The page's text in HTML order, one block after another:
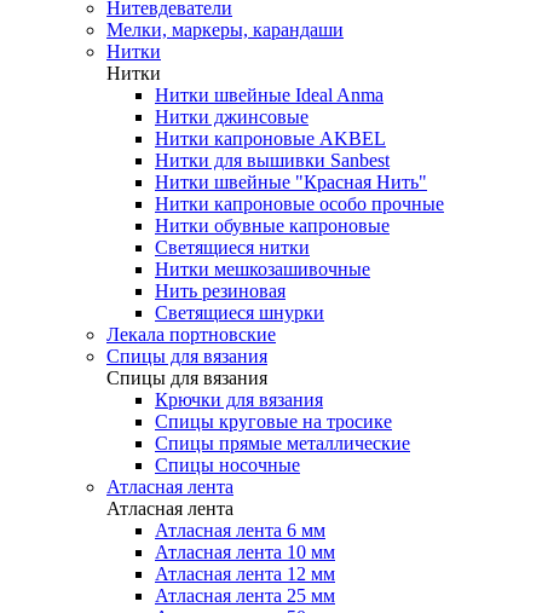
Нитевдеватели
Мелки, маркеры, карандаши
Нитки
Нитки
Нитки швейные Ideal Anma
Нитки джинсовые
Нитки капроновые AKBEL
Нитки для вышивки Sanbest
Нитки швейные "Красная Нить"
Нитки капроновые особо прочные
Нитки обувные капроновые
Светящиеся нитки
Нитки мешкозашивочные
Нить резиновая
Светящиеся шнурки
Лекала портновские
Спицы для вязания
Спицы для вязания
Крючки для вязания
Спицы круговые на тросике
Спицы прямые металлические
Спицы носочные
Атласная лента
Атласная лента
Атласная лента 6 мм
Атласная лента 10 мм
Атласная лента 12 мм
Атласная лента 25 мм